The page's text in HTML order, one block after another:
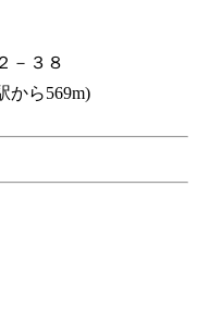
－３８
から569m)